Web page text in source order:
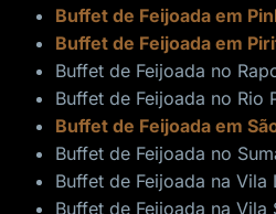
Buffet de Feijoada em
Buffet de Feijoada em
Buffet de Feijoada no
Buffet de Feijoada no Rio
Buffet de Feijoada em
Buffet de Feijoada no
Buffet de Feijoada na Vila
Buffet de Feijoada na Vila